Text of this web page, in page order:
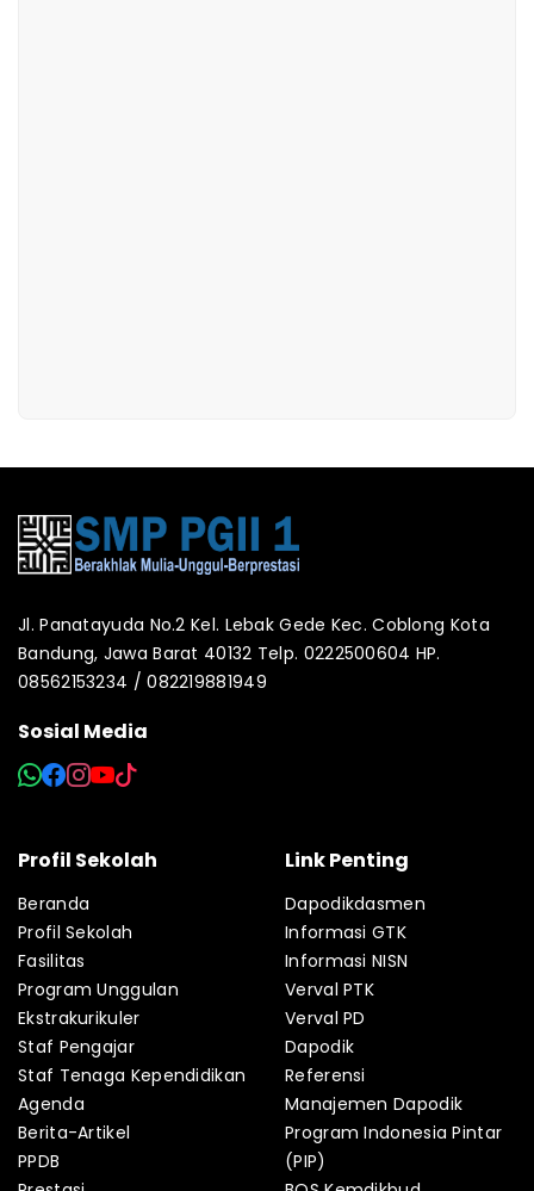
Jl. Panatayuda No.2 Kel. Lebak Gede Kec. Coblong Kota
Bandung, Jawa Barat 40132 Telp. 0222500604 HP.
08562153234 / 082219881949
Sosial Media
Profil Sekolah
Beranda
Profil Sekolah
Fasilitas
Program Unggulan
Ekstrakurikuler
Staf Pengajar
Staf Tenaga Kependidikan
Agenda
Berita-Artikel
PPDB
Link Penting
Dapodikdasmen
Informasi GTK
Informasi NISN
Verval PTK
Verval PD
Dapodik
Referensi
Manajemen Dapodik
Program Indonesia Pintar
(PIP)